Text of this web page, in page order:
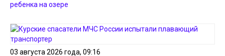
ребенка на озере
03 августа 2026 года, 09:16